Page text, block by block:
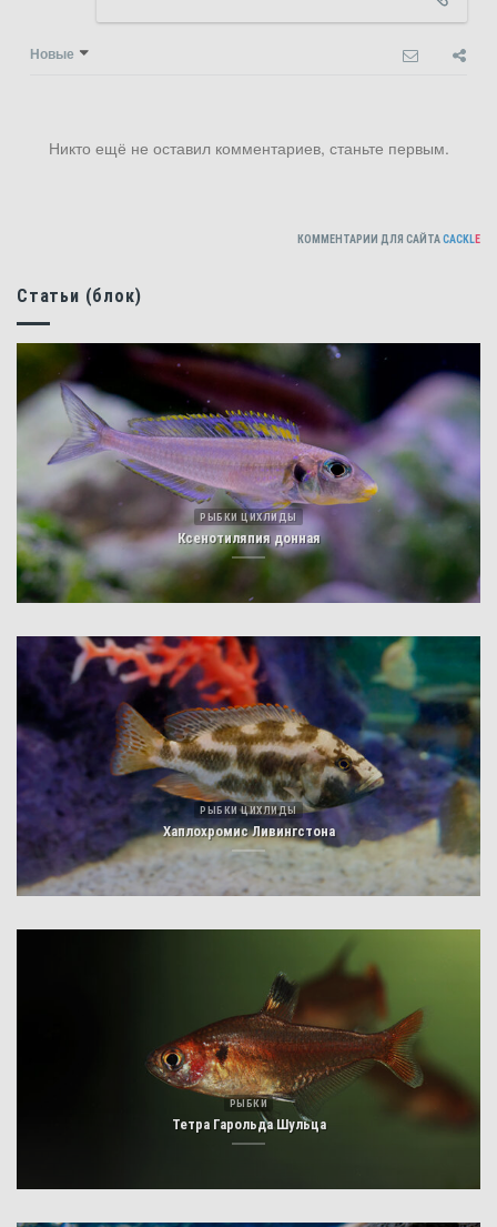
Новые
Никто ещё не оставил комментариев, станьте первым.
КОММЕНТАРИИ ДЛЯ САЙТАCACKLE
Статьи (блок)
РЫБКИ ЦИХЛИДЫ
Ксенотиляпия донная
РЫБКИ ЦИХЛИДЫ
Хаплохромис Ливингстона
РЫБКИ
Тетра Гарольда Шульца